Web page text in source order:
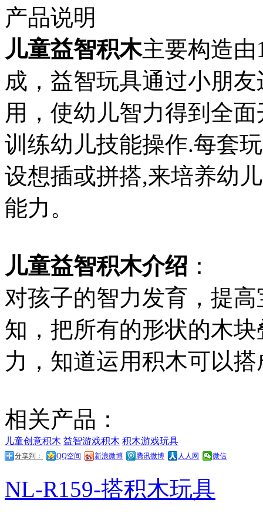
产品说明
儿童益智积木主要构造
成，益智玩具通过小朋
用，使幼儿智力得到全
训练幼儿技能操作.每套
设想插或拼搭,来培养幼
能力。
儿童益智积木介绍 ：
对孩子的智力发育，提
知，把所有的形状的木
力，知道运用积木可以
相关产品：
儿童创意积木 益智游戏积木 积木游戏玩具
分享到： QQ空间 新浪微博 腾讯微博 人人网 微信
NL-R159-搭积木玩具